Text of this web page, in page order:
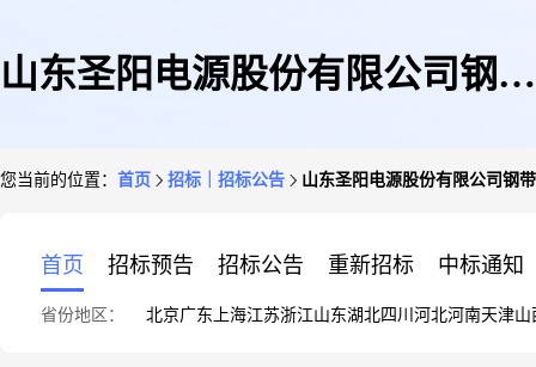
山东圣阳电源股份有限公司钢带
您当前的位置： 首页 招标｜招标公告 山东圣阳电源股份有限公司钢
首页 招标预告 招标公告 重新招标 中标通知
省份地区： 北京广东 上海江苏浙江山东湖北四川 河北河南天津山